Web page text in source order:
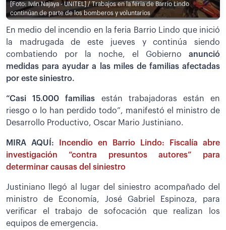
[Foto: Iván Najaya - UNITEL] / Trabajos en la feria de Barrio Lindo
continúan de parte de los bomberos y voluntarios
En medio del incendio en la feria Barrio Lindo que inició
la madrugada de este jueves y continúa siendo
combatiendo por la noche, el Gobierno anunció
medidas para ayudar a las miles de familias afectadas
por este siniestro.
“Casi 15.000 familias están trabajadoras están en
riesgo o lo han perdido todo”, manifestó el ministro de
Desarrollo Productivo, Oscar Mario Justiniano.
MIRA AQUÍ:
Incendio en Barrio Lindo: Fiscalía abre
investigación “contra presuntos autores” para
determinar causas del siniestro
Justiniano llegó al lugar del siniestro acompañado del
ministro de Economía, José Gabriel Espinoza, para
verificar el trabajo de sofocación que realizan los
equipos de emergencia.